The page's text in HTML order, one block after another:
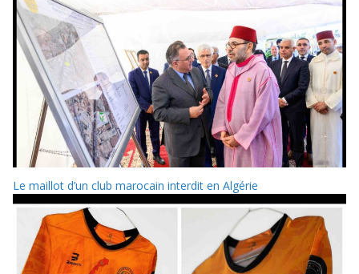
Le maillot d’un club marocain interdit en Algérie